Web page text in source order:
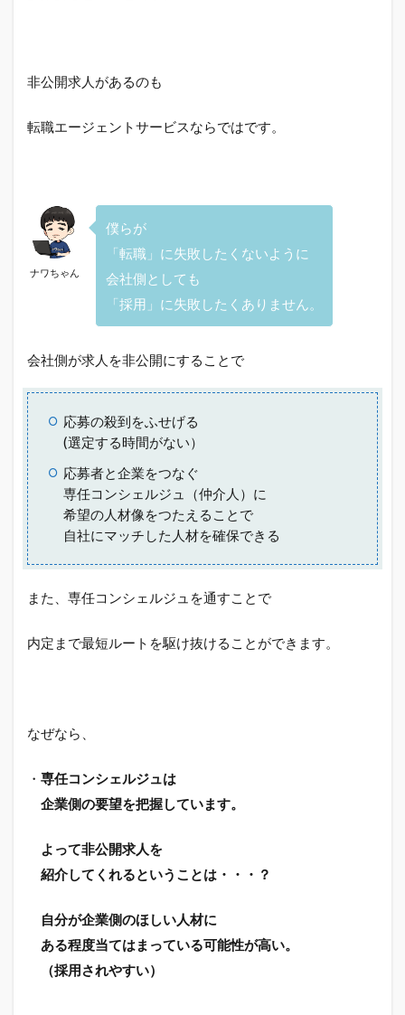
非公開求人があるのも
転職エージェントサービスならではです。
ナワちゃん
僕らが
「転職」に失敗したくないように
会社側としても
「採用」に失敗したくありません。
会社側が求人を非公開にすることで
応募の殺到をふせげる
(選定する時間がない）
応募者と企業をつなぐ
専任コンシェルジュ（仲介人）に
希望の人材像をつたえることで
自社にマッチした人材を確保できる
また、専任コンシェルジュを通すことで
内定まで最短ルートを駆け抜けることができます。
なぜなら、
・ 専任コンシェルジュは
企業側の要望を把握しています。
よって非公開求人を
紹介してくれるということは・・・？
自分が企業側のほしい人材に
ある程度当てはまっている可能性が高い。
（採用されやすい）